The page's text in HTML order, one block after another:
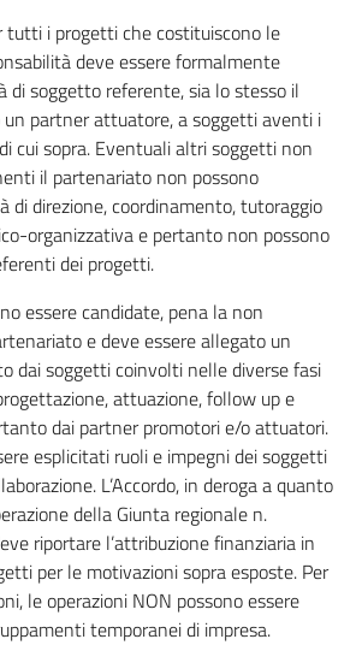
tutti i progetti che costituiscono le
deve essere formalmente
di soggetto referente, sia lo stesso il
partner attuatore, a soggetti aventi i
cui sopra. Eventuali altri soggetti non
il partenariato non possono
di direzione, coordinamento, tutoraggio
organizzativa e pertanto non possono
dei progetti.
essere candidate, pena la non
e deve essere allegato un
dai soggetti coinvolti nelle diverse fasi
attuazione, follow up e
dai partner promotori e/o attuatori.
esplicitati ruoli e impegni dei soggetti
L’Accordo, in deroga a quanto
della Giunta regionale n.
riportare l’attribuzione finanziaria in
per le motivazioni sopra esposte. Per
le operazioni NON possono essere
temporanei di impresa.